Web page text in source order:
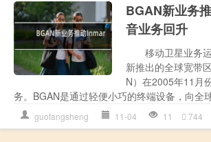
BGAN新业务
音业务回升
移动卫星业务运
新推出的全球宽带
N）在2005年11月
务。BGAN是通过轻便小巧的终端设备，向全
guofangsheng 11-04 11 744